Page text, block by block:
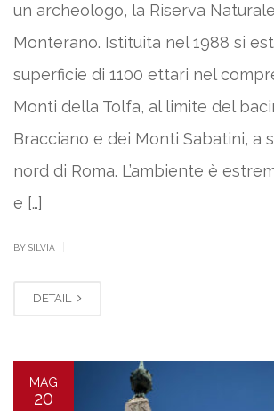
un archeologo, la Riserva
Monterano. Istituita nel 1988 si
superficie di 1100 ettari nel
Monti della Tolfa, al limite del
Bracciano e dei Monti Sabatini, a
nord di Roma. L’ambiente è
e […]
BY SILVIA
DETAIL
MAG
20